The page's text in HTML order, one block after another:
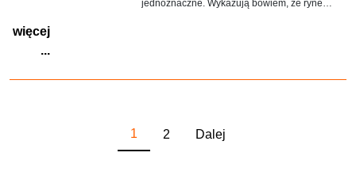
jednoznaczne. Wykazują bowiem, że rynek
więcej
...
1 2 Dalej